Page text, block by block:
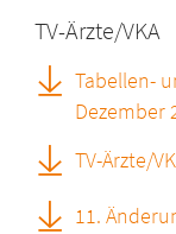
TV-Ärzte/VKA
Tabellen-
Dezember
TV-Ärzte/
11.